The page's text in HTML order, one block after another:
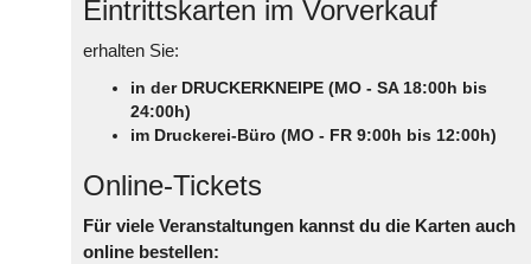
Eintrittskarten im Vorverkauf
erhalten Sie:
in der DRUCKERKNEIPE (MO - SA 18:00h bis
24:00h)
im Druckerei-Büro (MO - FR 9:00h bis 12:00h)
Online-Tickets
Für viele Veranstaltungen kannst du die Karten auch
online bestellen: